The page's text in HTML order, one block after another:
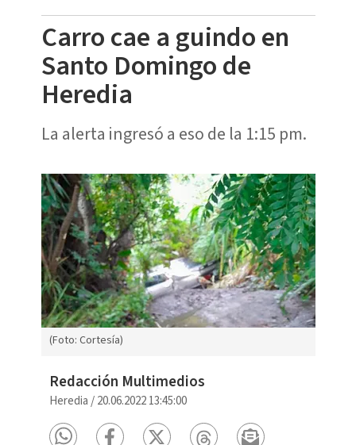
Carro cae a guindo en
Santo Domingo de
Heredia
La alerta ingresó a eso de la 1:15 pm.
(Foto: Cortesía)
Redacción Multimedios
Heredia /20.06.2022 13:45:00